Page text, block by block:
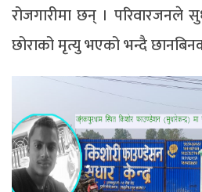
रोजगारीमा छन् । परिवारजनले
छोराको मृत्यु भएको भन्दै